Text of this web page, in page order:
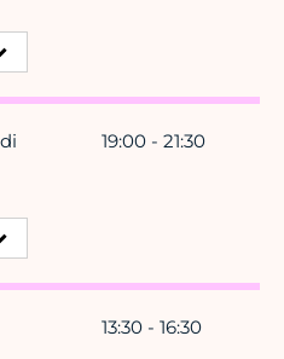
19:00 - 21:30
13:30 - 16:30